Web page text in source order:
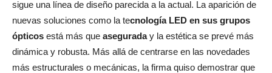
sigue una línea de diseño parecida a la actual. La aparición de
nuevas soluciones como la tecnología LED en sus grupos
ópticos está más que aseguraday la estética se prevé más
dinámica y robusta. Más allá de centrarse en las novedades
más estructurales o mecánicas, la firma quiso demostrar que